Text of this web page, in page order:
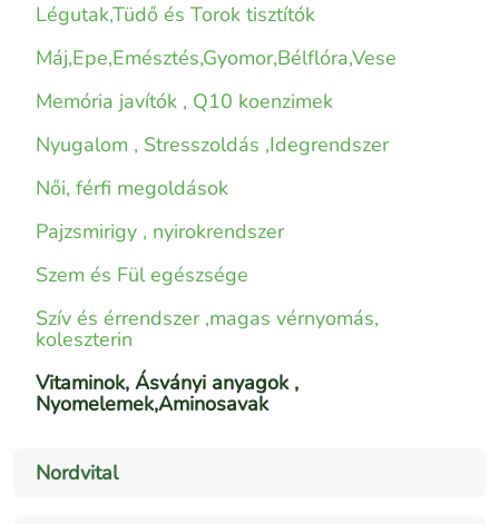
Légutak,Tüdő és Torok tisztítók
Máj,Epe,Emésztés,Gyomor,Bélflóra,Vese
Memória javítók , Q10 koenzimek
Nyugalom , Stresszoldás ,Idegrendszer
Női, férfi megoldások
Pajzsmirigy , nyirokrendszer
Szem és Fül egészsége
Szív és érrendszer ,magas vérnyomás,
koleszterin
Vitaminok, Ásványi anyagok ,
Nyomelemek,Aminosavak
Nordvital